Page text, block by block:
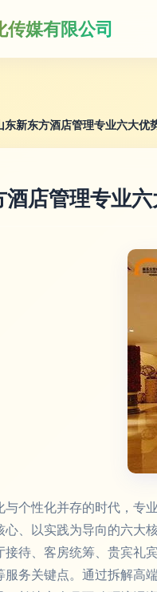
媒有限公司
东新东方酒店管理专业六大优
酒店管理专业
个性化并存的时代，专
心、以实践为导向的六大
接待、客房统筹、贵宾礼
服务关键点。通过拆解高